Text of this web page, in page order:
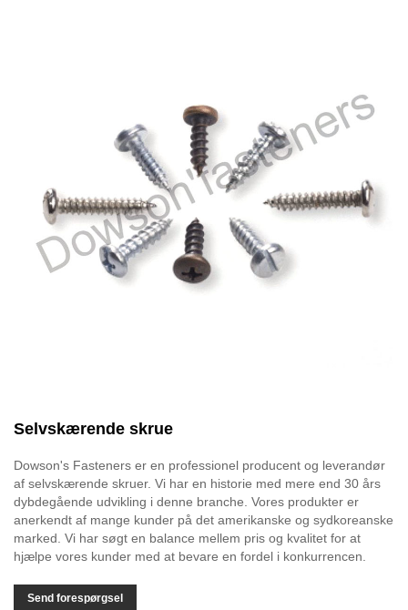
Selvskærende skrue
Dowson's Fasteners er en professionel producent og leverandør
af selvskærende skruer. Vi har en historie med mere end 30 års
dybdegående udvikling i denne branche. Vores produkter er
anerkendt af mange kunder på det amerikanske og sydkoreanske
marked. Vi har søgt en balance mellem pris og kvalitet for at
hjælpe vores kunder med at bevare en fordel i konkurrencen.
Send forespørgsel